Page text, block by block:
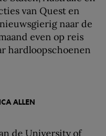
van Quest en
naar de
even op reis
hardloopschoenen
ALLEN
de University of